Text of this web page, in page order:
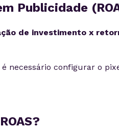
Publicidade
de investimento x
necessário configurar o